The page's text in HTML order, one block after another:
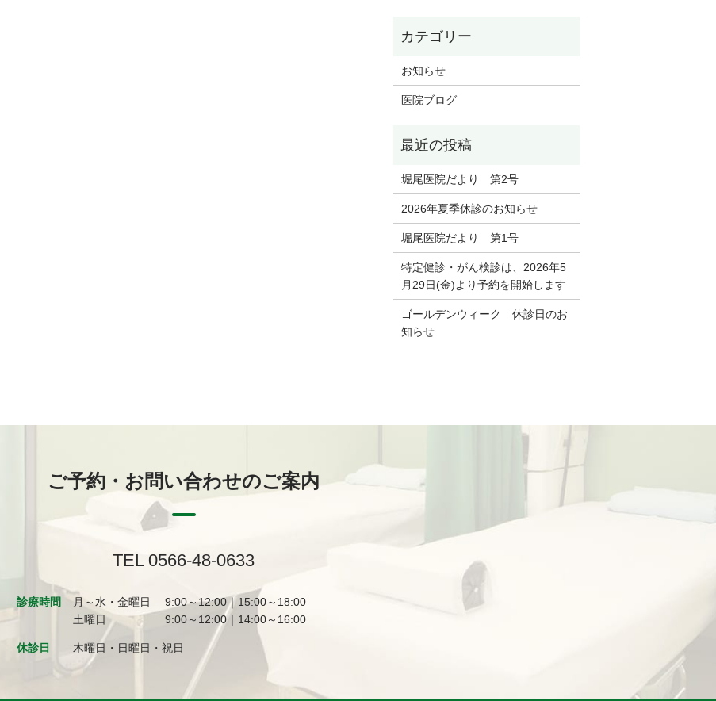
お知らせ
医院ブログ
堀尾医院だより 第2号
2026年夏季休診のお知らせ
堀尾医院だより 第1号
特定健診・がん検診は、2026年5
月29日(金)より予約を開始します
ゴールデンウィーク 休診日のお
知らせ
ご予約・お問い合わせのご案内
TEL 0566-48-0633
診療時間 月～水・金曜日
9:00～12:00｜15:00～18:00
土曜日
9:00～12:00｜14:00～16:00
休診日 木曜日・日曜日・祝日